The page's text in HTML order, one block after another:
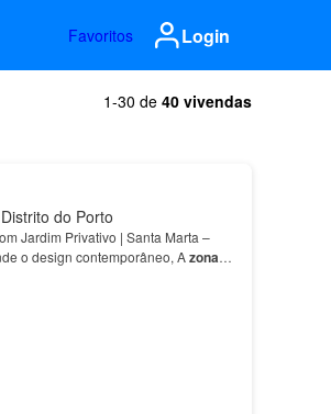
Favoritos Login
1-30 de 40 vivendas
do Porto
Jardim Privativo | Santa Marta –
o design contemporâneo, Azona
sala de estar, sala…